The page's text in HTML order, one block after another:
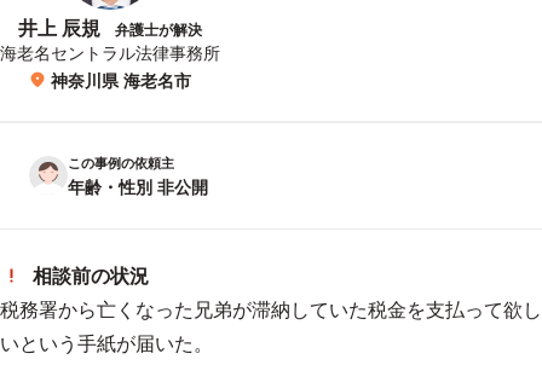
井上 辰規 弁護士が解決
所属事務所
海老名セントラル法律事務所
所在地
神奈川県 海老名市
この事例の依頼主
年齢・性別 非公開
相談前の状況
税務署から亡くなった兄弟が滞納していた税金を支払って欲し
いという手紙が届いた。